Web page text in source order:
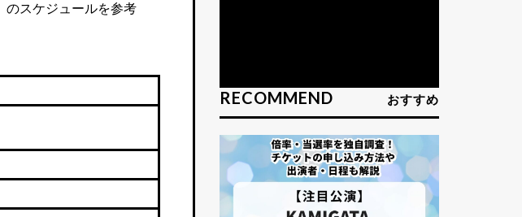
のスケジュールを参考
RECOMMEND おすすめ